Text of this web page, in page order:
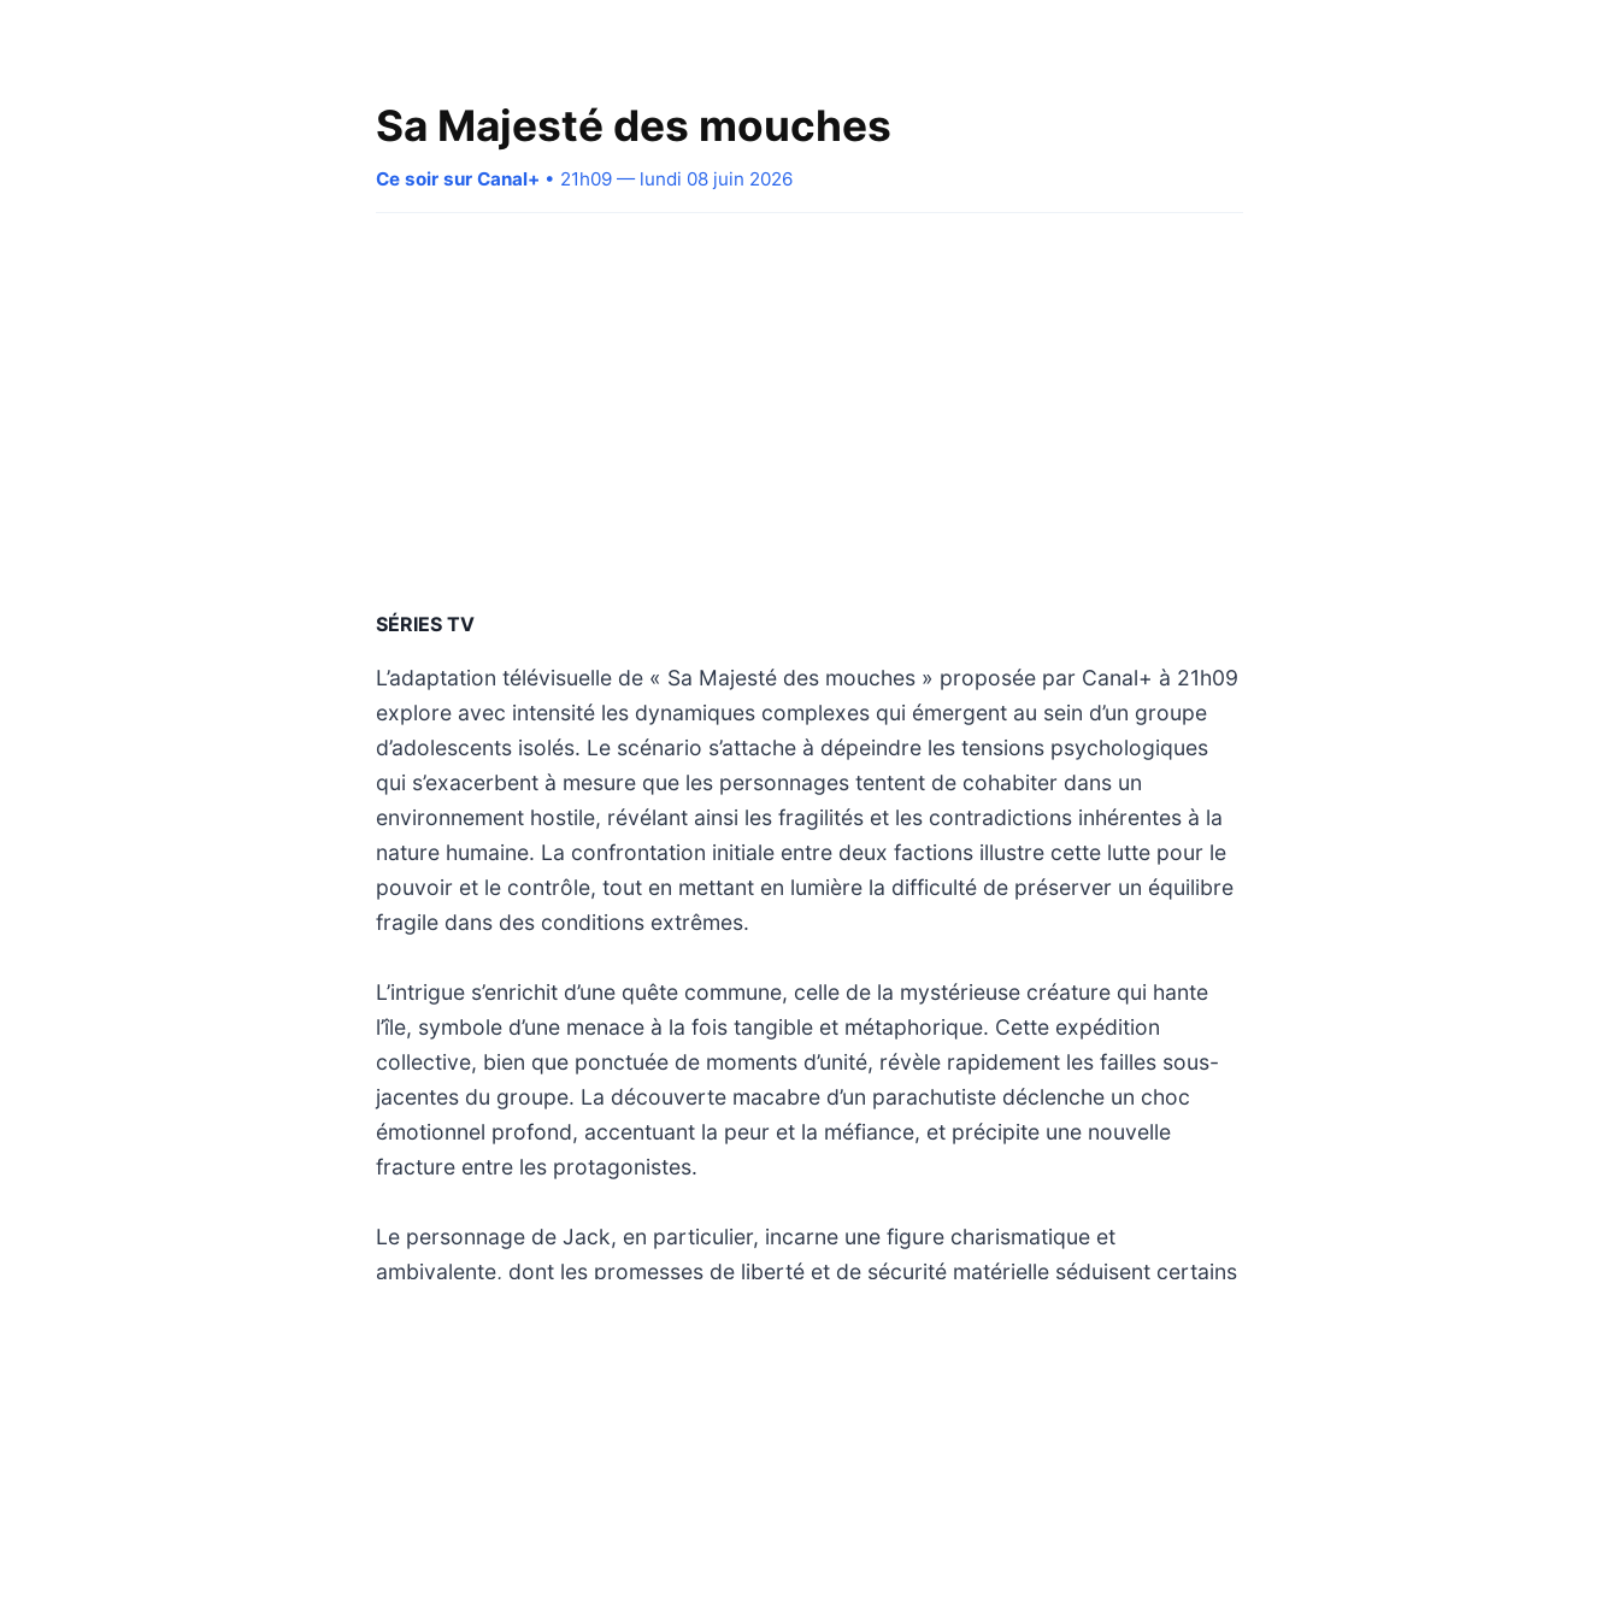
Sa Majesté des mouches
Ce soir sur Canal+ • 21h09 — lundi 08 juin 2026
SÉRIES TV
L’adaptation télévisuelle de « Sa Majesté des mouches » proposée par Canal+ à 21h09
explore avec intensité les dynamiques complexes qui émergent au sein d’un groupe
d’adolescents isolés. Le scénario s’attache à dépeindre les tensions psychologiques
qui s’exacerbent à mesure que les personnages tentent de cohabiter dans un
environnement hostile, révélant ainsi les fragilités et les contradictions inhérentes à la
nature humaine. La confrontation initiale entre deux factions illustre cette lutte pour le
pouvoir et le contrôle, tout en mettant en lumière la difficulté de préserver un équilibre
fragile dans des conditions extrêmes.
L’intrigue s’enrichit d’une quête commune, celle de la mystérieuse créature qui hante
l’île, symbole d’une menace à la fois tangible et métaphorique. Cette expédition
collective, bien que ponctuée de moments d’unité, révèle rapidement les failles sous-
jacentes du groupe. La découverte macabre d’un parachutiste déclenche un choc
émotionnel profond, accentuant la peur et la méfiance, et précipite une nouvelle
fracture entre les protagonistes.
Le personnage de Jack, en particulier, incarne une figure charismatique et
ambivalente, dont les promesses de liberté et de sécurité matérielle séduisent certains